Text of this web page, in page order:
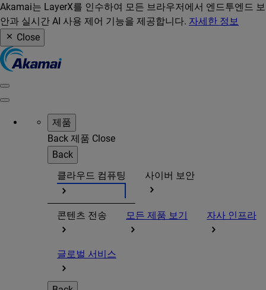
Akamai는 LayerX를 인수하여 모든 브라우저에서 엔드투엔드 보
안과 실시간 AI 사용 제어 기능을 제공합니다. 자세한 정보
Close
제품
Back 제품 Close
Back
클라우드 컴퓨팅
사이버 보안
콘텐츠 전송 모든 제품 보기 자사 인프라
글로벌 서비스